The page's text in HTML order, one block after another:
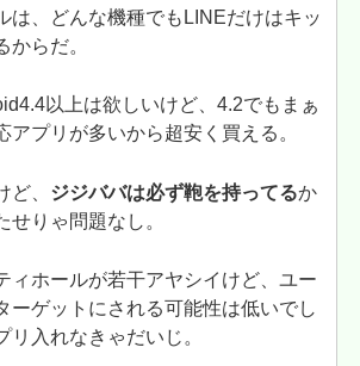
は、どんな機種でもLINEだけはキッ
からだ。
以上は欲しいけど、4.2でもまぁ
アプリが多いから超安く買える。
ど、 ジジババは必ず鞄を持ってるか
せりゃ問題なし。
ィホールが若干アヤシイけど、ユー
ーゲットにされる可能性は低いでし
リ入れなきゃだいじ。